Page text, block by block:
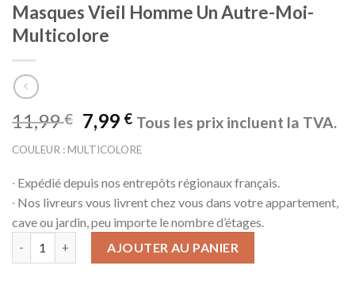
Masques Vieil Homme Un Autre-Moi-
Multicolore
11,99€ 7,99 € Tous les prix incluent la TVA.
COULEUR : MULTICOLORE
∙ Expédié depuis nos entrepôts régionaux français.
∙ Nos livreurs vous livrent chez vous dans votre appartement,
cave ou jardin, peu importe le nombre d’étages.
AJOUTER AU PANIER